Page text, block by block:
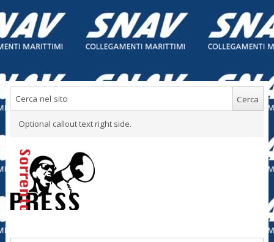
Optional callout text right side.